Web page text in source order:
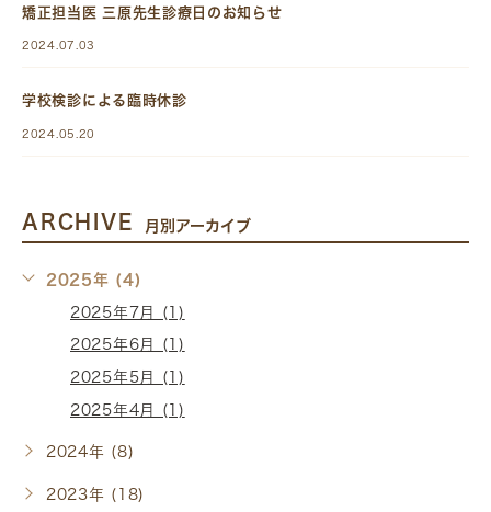
矯正担当医 三原先生診療日のお知らせ
2024.07.03
学校検診による臨時休診
2024.05.20
ARCHIVE 月別アーカイブ
2025年 (4)
2025年7月 (1)
2025年6月 (1)
2025年5月 (1)
2025年4月 (1)
2024年 (8)
2023年 (18)